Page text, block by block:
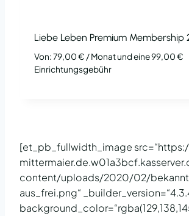
Liebe Leben Premium
Von:79,00€ / Monat und eine99,00€
Einrichtungsgebühr
[et_pb_fullwidth_image
content/uploads/2020/02/
aus_frei.png“